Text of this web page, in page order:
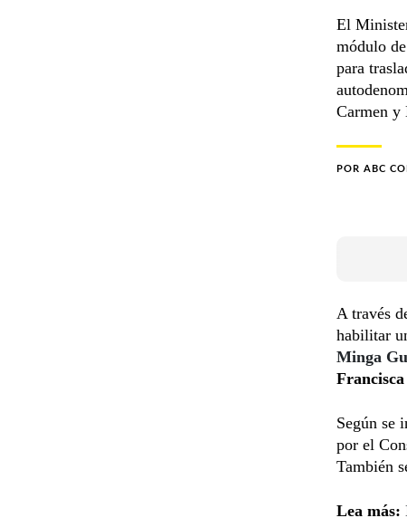
El
módulo
para
Carmen y
POR ABC
A través
habilitar
Minga
Según se
por el
También
Lea más: